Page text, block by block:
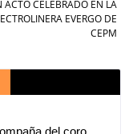
ACTO CELEBRADO EN LA
EVERGO DE
CEPM
del coro